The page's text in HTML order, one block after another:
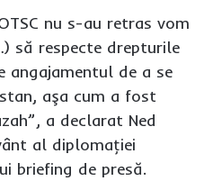
nu s-au retras vom
să respecte drepturile
angajamentul de a se
aşa cum a fost
a declarat Ned
al diplomaţiei
briefing de presă.